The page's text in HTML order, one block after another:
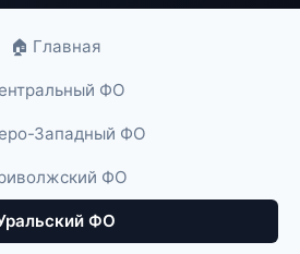
🏠 Главная
ФО
Западный ФО
ФО
ФО